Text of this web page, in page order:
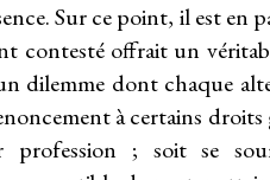
Sur ce point, il est
contesté offrait un
dilemme dont chaque
à certains
profession ; soit se